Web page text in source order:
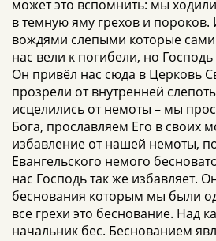
может это вспомнить: мы
в темную яму грехов и
вождями слепыми которые
нас вели к погибели, но
Он привёл нас сюда в Церковь
прозрели от внутренней
исцелились от немоты – мы
Бога, прославляем Его в своих
избавление от нашей немоты,
Евангельского немого
нас Господь так же избавляет.
беснования которым мы были
все грехи это беснование. Над
начальник бес. Беснованием